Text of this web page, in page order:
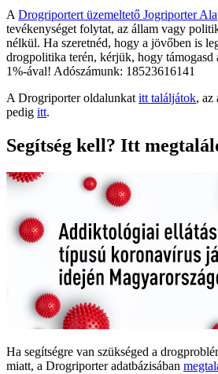
ADrogriportert üzemeltető Jogriporter
tevékenységet folytat, az állam vagy
nélkül. Ha szeretnéd, hogy a jövőben is
drogpolitika terén, kérjük, hogy támogasd
1%-ával! Adószámunk: 18523616141
A Drogriporter oldalunkatitt találjátok, az
pedig itt.
Segítség kell? Itt
Ha segítségre van szükséged a
miatt, a Drogriporter adatbázisában